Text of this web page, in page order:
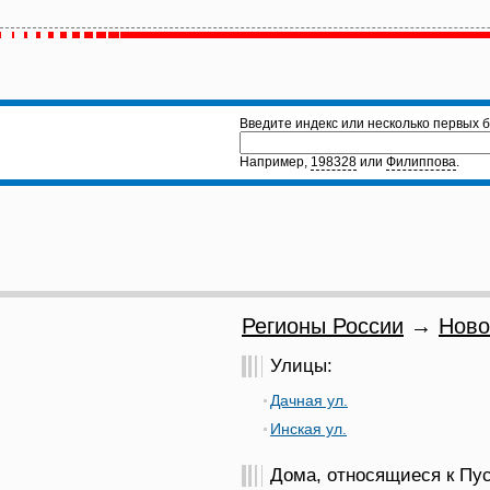
Введите индекс или несколько первых
Например, 198328 или Филиппова.
Регионы России →
Улицы:
Дачная ул.
Инская ул.
Дома, относящиеся к